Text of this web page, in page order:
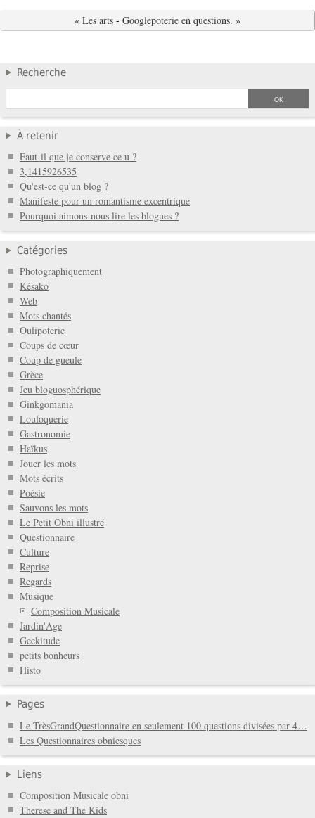
« Les arts - Googlepoterie en questions. »
Recherche
À retenir
Faut-il que je conserve ce u ?
3,1415926535
Qu'est-ce qu'un blog ?
Manifeste pour un romantisme excentrique
Pourquoi aimons-nous lire les blogues ?
Catégories
Photographiquement
Késako
Web
Mots chantés
Oulipoterie
Coups de cœur
Coup de gueule
Grèce
Jeu bloguosphérique
Ginkgomania
Loufoquerie
Gastronomie
Haïkus
Jouer les mots
Mots écrits
Poésie
Sauvons les mots
Le Petit Obni illustré
Questionnaire
Culture
Reprise
Regards
Musique
Composition Musicale
Jardin'Age
Geekitude
petits bonheurs
Histo
Pages
Le TrèsGrandQuestionnaire en seulement 100 questions divisées par 4…
Les Questionnaires obniesques
Liens
Composition Musicale obni
Therese and The Kids